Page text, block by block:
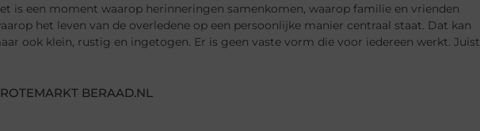
is een moment waarop herinneringen samenkomen, waarop familie en vrienden
het leven van de overledene op een persoonlijke manier centraal staat. Dat kan
ook klein, rustig en ingetogen. Er is geen vaste vorm die voor iedereen werkt. Juist
BERAAD.NL